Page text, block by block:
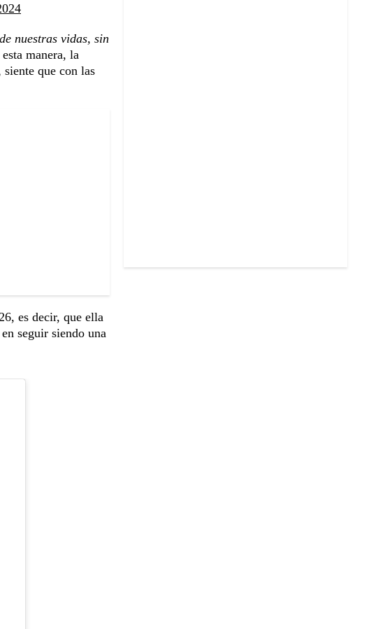
nuestras vidas, sin
esta manera, la
que con las
es decir, que ella
seguir siendo una